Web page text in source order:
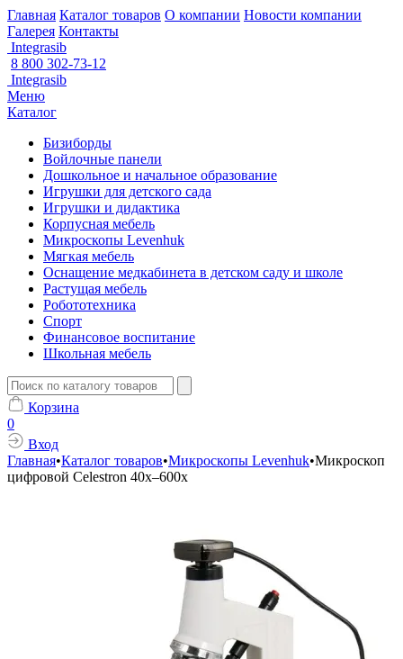
Главная Каталог товаров О компании Новости компании
Галерея Контакты
Integrasib
8 800 302-73-12
Integrasib
Меню
Каталог
Бизиборды
Войлочные панели
Дошкольное и начальное образование
Игрушки для детского сада
Игрушки и дидактика
Корпусная мебель
Микроскопы Levenhuk
Мягкая мебель
Оснащение медкабинета в детском саду и школе
Растущая мебель
Робототехника
Спорт
Финансовое воспитание
Школьная мебель
Корзина
0
Вход
Главная•Каталог товаров•Микроскопы Levenhuk•Микроскоп
цифровой Celestron 40x–600x